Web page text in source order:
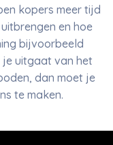
kopers meer tijd
en hoe
bijvoorbeeld
uitgaat van het
dan moet je
te maken.